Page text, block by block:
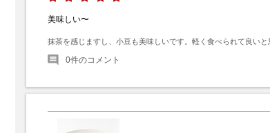
美味しい〜
抹茶を感じますし、小豆も美味しいです。軽く食べられて良い
0件のコメント